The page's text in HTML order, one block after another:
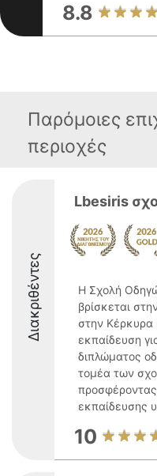
8.8
Παρόμοιες
περιοχές
Διακριθέντες
Lbesiris
Η Σχολή
βρίσκεται
στην Κέρκυρα
εκπαίδευση
διπλώματος
τομέα των
εκπαίδευσης
10